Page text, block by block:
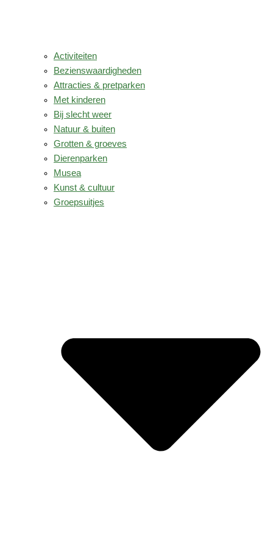
Activiteiten
Bezienswaardigheden
Attracties & pretparken
Met kinderen
Bij slecht weer
Natuur & buiten
Grotten & groeves
Dierenparken
Musea
Kunst & cultuur
Groepsuitjes